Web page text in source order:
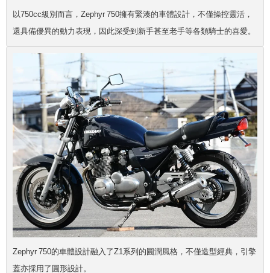
以750cc級別而言，Zephyr 750擁有緊湊的車體設計，不僅操控靈活，
還具備優異的動力表現，因此深受到新手甚至老手等各類騎士的喜愛。
Zephyr 750的車體設計融入了Z1系列的圓潤風格，不僅造型經典，引擎
蓋亦採用了圓形設計。